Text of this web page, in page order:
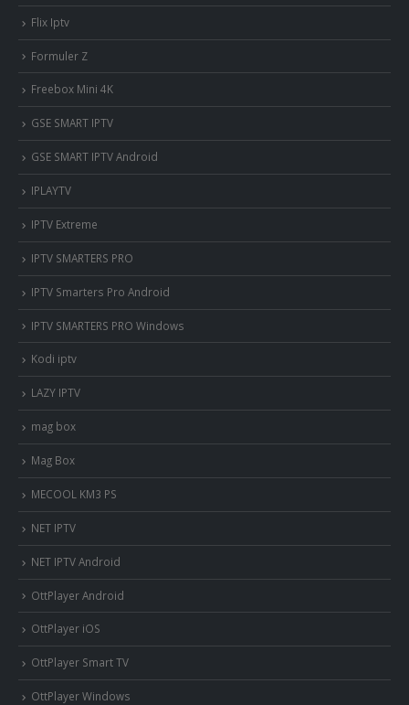
Flix Iptv
Formuler Z
Freebox Mini 4K
‎GSE SMART IPTV
GSE SMART IPTV Android
IPLAYTV
IPTV Extreme
IPTV SMARTERS PRO
IPTV Smarters Pro Android
IPTV SMARTERS PRO Windows
Kodi iptv
LAZY IPTV
mag box
Mag Box
MECOOL KM3 PS
NET IPTV
NET IPTV Android
OttPlayer Android
OttPlayer iOS
OttPlayer Smart TV
OttPlayer Windows